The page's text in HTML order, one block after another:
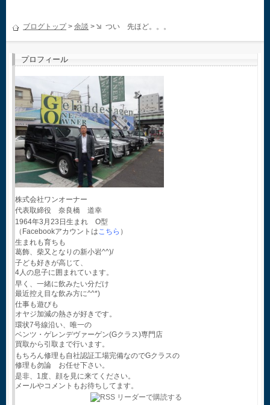
ブログトップ> 余談 > つい 先ほど。。。
プロフィール
株式会社ワンオーナー
代表取締役 奈良橋 道幸
1964年3月23日生まれ O型
（Facebookアカウントは こちら ）
生まれも育ちも
葛飾、柴又となりの新小岩^^)/
子ども好きが高じて、
4人の息子に囲まれています。
早く、一緒に飲みたい分だけ
最近控え目な飲み方に^^*)
仕事も遊びも
オヤジ加減の熱さが好きです。
環状7号線沿い、唯一の
ベンツ・ゲレンデヴァーゲン(Gクラス)専門店
買取から引取まで行います。
もちろん修理も自社認証工場完備なのでGクラスの
修理も勿論 お任せ下さい。
是非、1度、顔を見に来てください。
メールやコメントもお待ちしてます。